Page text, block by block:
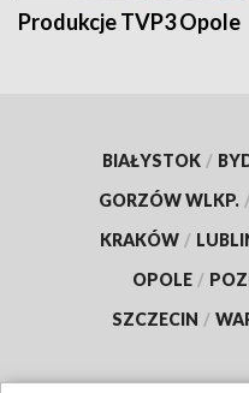
Produkcje TVP3 Opole
BIAŁYSTOK /
GORZÓW WLKP.
KRAKÓW /
OPOLE /
SZCZECIN /